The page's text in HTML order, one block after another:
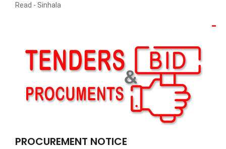
Read - Sinhala
PROCUREMENT NOTICE